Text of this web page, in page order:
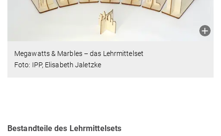
Megawatts & Marbles – das Lehrmittelset
Foto: IPP, Elisabeth Jaletzke
Bestandteile des Lehrmittelsets